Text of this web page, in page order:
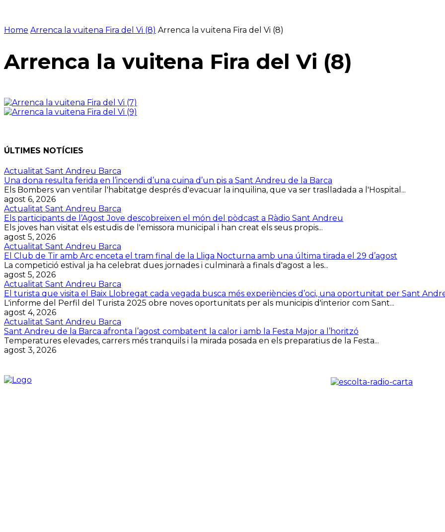
Home Arrenca la vuitena Fira del Vi (8) Arrenca la vuitena Fira del Vi (8)
Arrenca la vuitena Fira del Vi (8)
ÚLTIMES NOTÍCIES
Actualitat Sant Andreu Barca
Una dona resulta ferida en l’incendi d’una cuina d’un pis a Sant Andreu de la Barca
Els Bombers van ventilar l'habitatge després d'evacuar la inquilina, que va ser traslladada a l'Hospital...
agost 6, 2026
Actualitat Sant Andreu Barca
Els participants de l’Agost Jove descobreixen el món del pòdcast a Ràdio Sant Andreu
Els joves han visitat els estudis de l'emissora municipal i han creat els seus propis...
agost 5, 2026
Actualitat Sant Andreu Barca
El Club de Tir amb Arc enceta el tram final de la Lliga Nocturna amb una última tirada el 29 d’agost
La competició estival ja ha celebrat dues jornades i culminarà a finals d'agost a les...
agost 5, 2026
Actualitat Sant Andreu Barca
El turista que visita el Baix Llobregat cada vegada busca més experiències d’oci, una oportunitat per Sant
L'informe del Perfil del Turista 2025 obre noves oportunitats per als municipis d'interior com Sant...
agost 4, 2026
Actualitat Sant Andreu Barca
Sant Andreu de la Barca afronta l’agost combatent la calor i amb la Festa Major a l’horitzó
Temperatures elevades, carrers més tranquils i la mirada posada en els preparatius de la Festa...
agost 3, 2026